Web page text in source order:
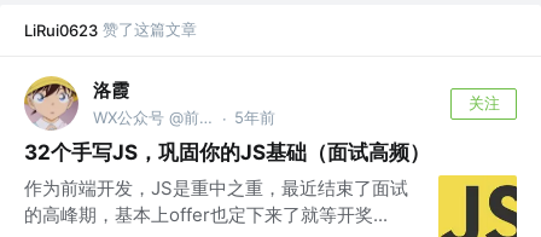
LiRui0623 赞了这篇文章
洛霞
WX公众号 @前端洛霞 · 5年前
关注
32个手写JS，巩固你的JS基础（面试高频）
作为前端开发，JS是重中之重，最近结束了面试
的高峰期，基本上offer也定下来了就等开奖...